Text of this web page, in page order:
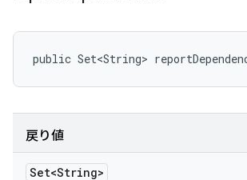
public Set<String>
戻り値
Set<String>